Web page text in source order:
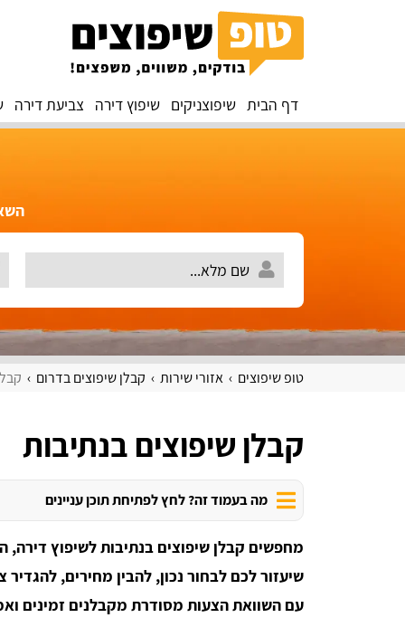
דף הבית שיפוצניקים שיפוץ דירה צביעת דירה
טופ שיפוצים אזורי שירות קבלן שיפוצים בדרום
קבלן שיפוצים בנתיבות
מה בעמוד זה? לחץ לפתיחת תוכן עניינים
מחפשים קבלן שיפוצים בנתיבות לשיפוץ
שיעזור לכם לבחור נכון, להבין מחירים,
עם השוואת הצעות מסודרת מקבלנים זמינים